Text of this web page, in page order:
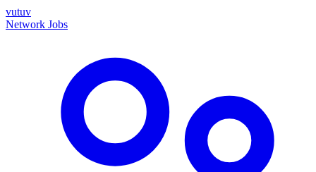
vutuv
Network Jobs